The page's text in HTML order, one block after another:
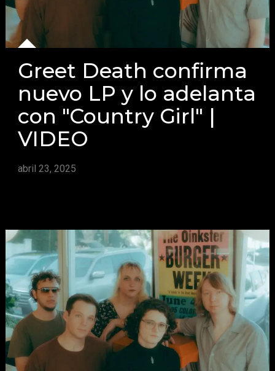
Greet Death confirma
nuevo LP y lo adelanta
con "Country Girl" |
VIDEO
abril 23, 2025